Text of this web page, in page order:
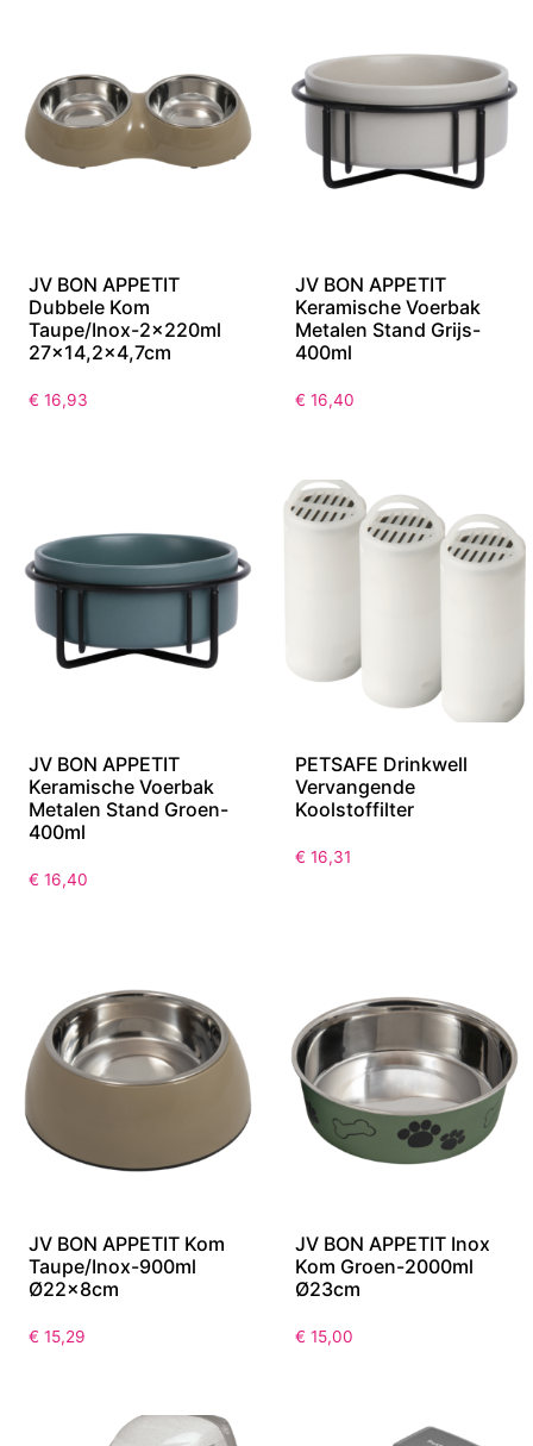
JV BON APPETIT
Dubbele Kom
Taupe/Inox-2x220ml
27×14,2×4,7cm
€ 16,93
JV BON APPETIT
Keramische Voerbak
Metalen Stand Grijs-
400ml
€ 16,40
JV BON APPETIT
Keramische Voerbak
Metalen Stand Groen-
400ml
€ 16,40
PETSAFE Drinkwell
Vervangende
Koolstoffilter
€ 16,31
JV BON APPETIT Kom
Taupe/Inox-900ml
Ø22x8cm
€ 15,29
JV BON APPETIT Inox
Kom Groen-2000ml
Ø23cm
€ 15,00